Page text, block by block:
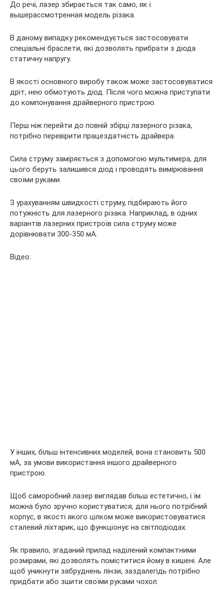
До речі, лазер збирається так само, як і
вышерассмотренная модель різака.
В даному випадку рекомендується застосовувати
спеціальні браслети, які дозволять прибрати з діода
статичну напругу.
В якості основного виробу також може застосовуватися
дріт, нею обмотують діод. Після чого можна приступати
до компонування драйверного пристрою.
Перш ніж перейти до повній збірці лазерного різака,
потрібно перевірити працездатність драйвера.
Сила струму заміряється з допомогою мультимера, для
цього беруть залишився діод і проводять вимірювання
своїми руками.
З урахуванням швидкості струму, підбирають його
потужність для лазерного різака. Наприклад, в одних
варіантів лазерних пристроїв сила струму може
дорівнювати 300-350 мА.
Відео:
У інших, більш інтенсивних моделей, вона становить 500
мА, за умови використання іншого драйверного
пристрою.
Щоб саморобний лазер виглядав більш естетично, і їм
можна було зручно користуватися, для нього потрібний
корпус, в якості якого цілком може використовуватися
сталевий ліхтарик, що функціонує на світлодіодах.
Як правило, згаданий прилад наділений компактними
розмірами, які дозволять поміститися йому в кишені. Але
щоб уникнути забруднень лінзи, заздалегідь потрібно
придбати або зшити своїми руками чохол.